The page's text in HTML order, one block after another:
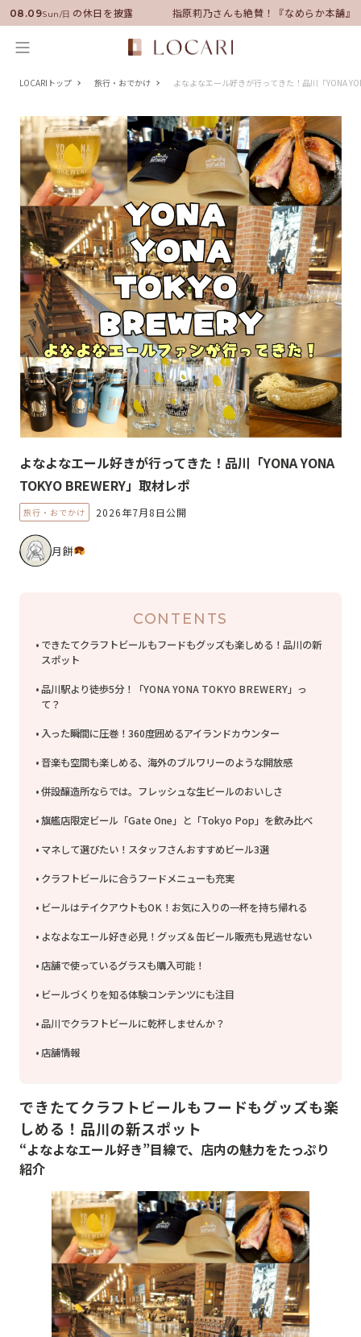
08.09Sun/日
！いい男の休日を披露 指原莉乃さんも絶賛！『なめらか本舗』保湿
LOCARIトップ 旅行・おでかけ よなよなエール好きが行ってきた！品川「YONA
よなよなエール好きが行ってきた！品川「YONA YONA
TOKYO BREWERY」取材レポ
旅行・おでかけ 2026年7月8日公開
月餅
CONTENTS
できたてクラフトビールもフードもグッズも楽しめる！品川の新
スポット
品川駅より徒歩5分！「YONA YONA TOKYO BREWERY」っ
て？
入った瞬間に圧巻！360度囲めるアイランドカウンター
音楽も空間も楽しめる、海外のブルワリーのような開放感
併設醸造所ならでは。フレッシュな生ビールのおいしさ
旗艦店限定ビール「Gate One」と「Tokyo Pop」を飲み比べ
マネして選びたい！スタッフさんおすすめビール3選
クラフトビールに合うフードメニューも充実
ビールはテイクアウトもOK！お気に入りの一杯を持ち帰れる
よなよなエール好き必見！グッズ＆缶ビール販売も見逃せない
店舗で使っているグラスも購入可能！
ビールづくりを知る体験コンテンツにも注目
品川でクラフトビールに乾杯しませんか？
店舗情報
できたてクラフトビールもフードもグッズも楽
しめる！品川の新スポット
“よなよなエール好き”目線で、店内の魅力をたっぷり
紹介